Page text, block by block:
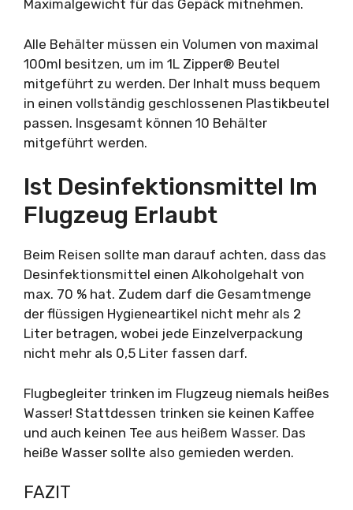
Maximalgewicht für das Gepäck mitnehmen.
Alle Behälter müssen ein Volumen von maximal
100ml besitzen, um im 1L Zipper® Beutel
mitgeführt zu werden. Der Inhalt muss bequem
in einen vollständig geschlossenen Plastikbeutel
passen. Insgesamt können 10 Behälter
mitgeführt werden.
Ist Desinfektionsmittel Im
Flugzeug Erlaubt
Beim Reisen sollte man darauf achten, dass das
Desinfektionsmittel einen Alkoholgehalt von
max. 70 % hat. Zudem darf die Gesamtmenge
der flüssigen Hygieneartikel nicht mehr als 2
Liter betragen, wobei jede Einzelverpackung
nicht mehr als 0,5 Liter fassen darf.
Flugbegleiter trinken im Flugzeug niemals heißes
Wasser! Stattdessen trinken sie keinen Kaffee
und auch keinen Tee aus heißem Wasser. Das
heiße Wasser sollte also gemieden werden.
FAZIT